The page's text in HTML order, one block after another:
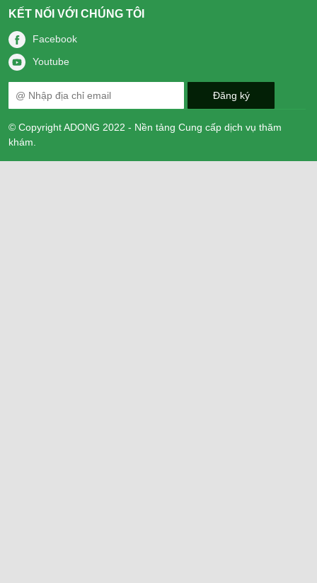
KẾT NỐI VỚI CHÚNG TÔI
Facebook
Youtube
© Copyright ADONG 2022 - Nền tảng Cung cấp dịch vụ thăm
khám.